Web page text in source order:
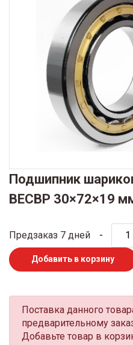
Подшипник
BECBP 30×72×19
Предзаказ 7 дней -
Добавить в корзину
Поставка данного
предварительному
Добавьте товар в